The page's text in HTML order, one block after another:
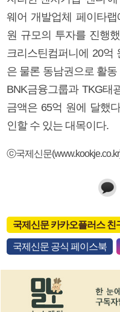
웨어 개발업체 페이타
원 규모의 투자를 진행
크리스틴컴퍼니에 20억
은 물론 동남권으로 활
BNK금융그룹과 TKG태
금액은 65억 원에 달했
인할 수 있는 대목이다.
ⓒ국제신문
국제신문 카카오플러스 친
국제신문 공식 페이스북